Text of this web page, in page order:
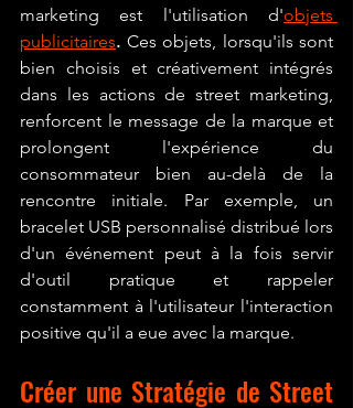
marketing est l'utilisation d'objets
publicitaires. Ces objets, lorsqu'ils sont
bien choisis et créativement intégrés
dans les actions de street marketing,
renforcent le message de la marque et
prolongent l'expérience du
consommateur bien au-delà de la
rencontre initiale. Par exemple, un
bracelet USB personnalisé distribué lors
d'un événement peut à la fois servir
d'outil pratique et rappeler
constamment à l'utilisateur l'interaction
positive qu'il a eue avec la marque.
Créer une Stratégie de Street